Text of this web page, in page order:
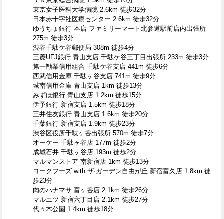
東京女子医科大学病院 2.6km 徒歩32分
日本赤十字社医療センター 2.6km 徒歩32分
ゆうちょ銀行 本店 ファミリーマート北参道駅前店内出張所
275m 徒歩3分
渋谷千駄ケ谷郵便局 308m 徒歩4分
三菱UFJ銀行 青山支店 千駄ケ谷三丁目出張所 233m 徒歩3分
第一勧業信用組合 千駄ケ谷支店 441m 徒歩6分
西武信用金庫 千駄ヶ谷支店 741m 徒歩9分
城南信用金庫 青山支店 1km 徒歩13分
みずほ銀行 青山支店 1.2km 徒歩15分
伊予銀行 新宿支店 1.5km 徒歩18分
三井住友銀行 青山支店 1.6km 徒歩20分
千葉銀行 新宿支店 1.9km 徒歩23分
渋谷区役所千駄ヶ谷出張所 570m 徒歩7分
オーケー 千駄ヶ谷店 177m 徒歩2分
成城石井 千駄ヶ谷店 193m 徒歩2分
マルマンストア 南新宿店 1km 徒歩13分
ヨークフーズ with ザ·ガーデン自由が丘 新宿富久店 1.8km 徒
歩23分
肉のハナマサ 富ヶ谷店 2.1km 徒歩26分
マルエツ 新宿六丁目店 2.1km 徒歩27分
代々木公園 1.4km 徒歩18分